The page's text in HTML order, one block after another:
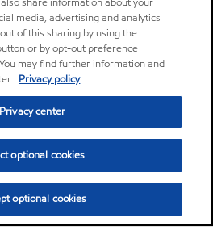
media, advertising and analytics
of this sharing by using the
or by opt-out preference
may find further information and
Privacy policy
Privacy center
optional cookies
optional cookies